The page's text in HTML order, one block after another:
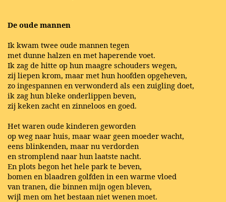
De oude mannen
Ik kwam twee oude mannen tegen
met dunne halzen en met haperende voet.
Ik zag de hitte op hun maagre schouders wegen,
zij liepen krom, maar met hun hoofden opgeheven,
zo ingespannen en verwonderd als een zuigling doet,
ik zag hun bleke onderlippen beven,
zij keken zacht en zinneloos en goed.
Het waren oude kinderen geworden
op weg naar huis, maar waar geen moeder wacht,
eens blinkenden, maar nu verdorden
en stromplend naar hun laatste nacht.
En plots begon het hele park te beven,
bomen en blaadren golfden in een warme vloed
van tranen, die binnen mijn ogen bleven,
wijl men om het bestaan niet wenen moet.